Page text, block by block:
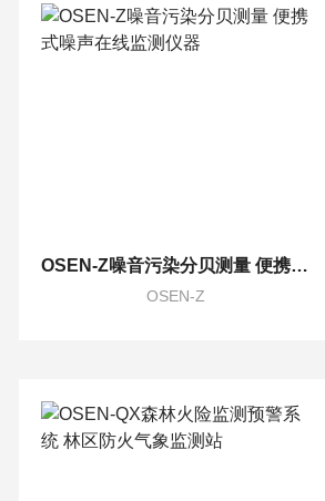
OSEN-Z噪音污染分贝测量 便携式噪声在线监测仪器
OSEN-Z